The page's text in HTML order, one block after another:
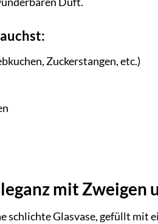
Zuckerstangen, etc.)
mit Zweigen
schlichte Glasvase, gefüllt mit